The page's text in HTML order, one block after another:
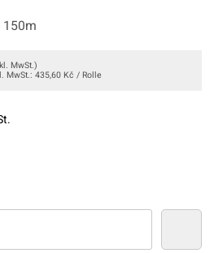
MwSt.)
MwSt.: 435,60 Kč / Rolle